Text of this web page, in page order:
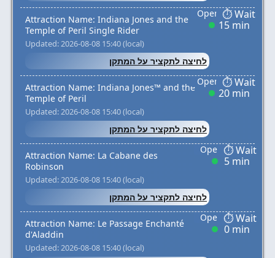
Attraction Name: Indiana Jones and the
Temple of Peril Single Rider
15 min
Updated: 2026-08-08 15:40 (local)
לחיצה לתקציר על המתקן
Attraction Name: Indiana Jones™ and the
Temple of Peril
20 min
Updated: 2026-08-08 15:40 (local)
לחיצה לתקציר על המתקן
Attraction Name: La Cabane des
Robinson
5 min
Updated: 2026-08-08 15:40 (local)
לחיצה לתקציר על המתקן
Attraction Name: Le Passage Enchanté
d'Aladdin
0 min
Updated: 2026-08-08 15:40 (local)